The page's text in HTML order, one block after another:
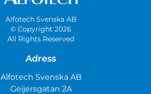
Alfotech Svenska AB
© Copyright 2026
All Rights Reserved
Adress
Alfotech Svenska AB
Geijersgatan 2A